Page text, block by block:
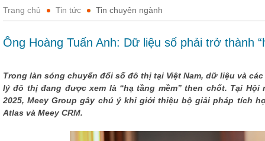
Trang chủ Tin tức Tin chuyên ngành
Ông Hoàng Tuấn Anh: Dữ liệu số phải trở thành
Trong làn sóng chuyển đổi số đô thị tại Việt Nam, dữ liệu và
lý đô thị đang được xem là “hạ tầng mềm” then chốt. Tại Hội
2025, Meey Group gây chú ý khi giới thiệu bộ giải pháp tích
Atlas và Meey CRM.